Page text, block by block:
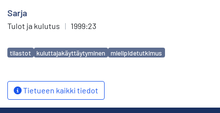
Sarja
Tulot ja kulutus | 1999:23
Avainsanat
tilastot kuluttajakäyttäytyminen mielipidetutkimus
Tietueen kaikki tiedot